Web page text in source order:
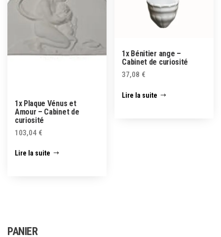
1x Plaque Vénus et
Amour – Cabinet de
curiosité
103,04 €
Lire la suite
1x Bénitier ange –
Cabinet de curiosité
37,08 €
Lire la suite
PANIER